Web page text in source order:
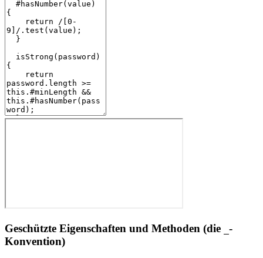
Geschützte Eigenschaften und Methoden (die
-
Konvention)